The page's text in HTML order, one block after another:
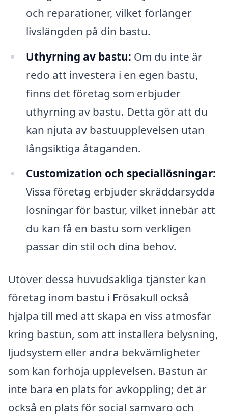
och reparationer, vilket förlänger
livslängden på din bastu.
Uthyrning av bastu: Om du inte är
redo att investera i en egen bastu,
finns det företag som erbjuder
uthyrning av bastu. Detta gör att du
kan njuta av bastuupplevelsen utan
långsiktiga åtaganden.
Customization och speciallösningar:
Vissa företag erbjuder skräddarsydda
lösningar för bastur, vilket innebär att
du kan få en bastu som verkligen
passar din stil och dina behov.
Utöver dessa huvudsakliga tjänster kan
företag inom bastu i Frösakull också
hjälpa till med att skapa en viss atmosfär
kring bastun, som att installera belysning,
ljudsystem eller andra bekvämligheter
som kan förhöja upplevelsen. Bastun är
inte bara en plats för avkoppling; det är
också en plats för social samvaro och